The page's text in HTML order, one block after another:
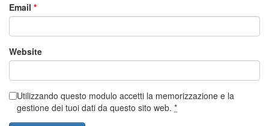
Email *
Website
Utilizzando questo modulo accetti la memorizzazione e la
gestione dei tuoi dati da questo sito web. *